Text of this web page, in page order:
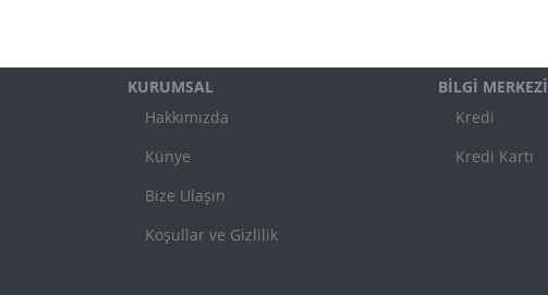
KURUMSAL
Hakkımızda
Künye
Bize Ulaşın
Koşullar ve Gizlilik
BİLGİ MERKEZİ
Kredi
Kredi Kartı